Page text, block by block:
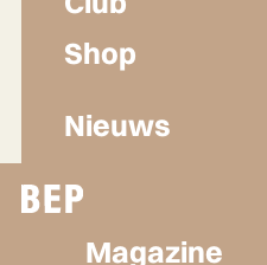
Magazine
Shop
Nieuws
Lidmaatschap
Herroepen